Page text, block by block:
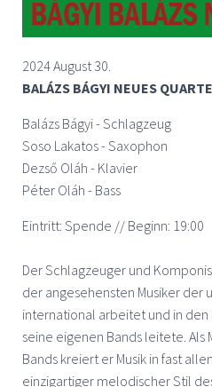
2024 August 30.
BALÁZS BÁGYI NEUES
Balázs Bágyi - Schlagzeug
Soso Lakatos - Saxophon
Dezső Oláh - Klavier
Péter Oláh - Bass
Eintritt: Spende // Beginn: 19:00
Der Schlagzeuger und
der angesehensten Musiker der
international arbeitet und in
seine eigenen Bands leitete.
Bands kreiert er Musik in fast
einzigartiger melodischer Stil